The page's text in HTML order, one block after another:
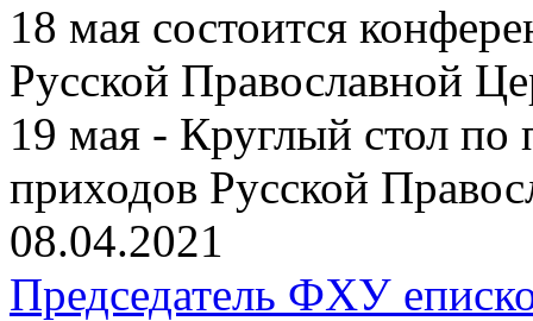
18 мая состоится
Русской Православной
19 мая - Круглый стол по
приходов Русской
08.04.2021
Председатель ФХУ